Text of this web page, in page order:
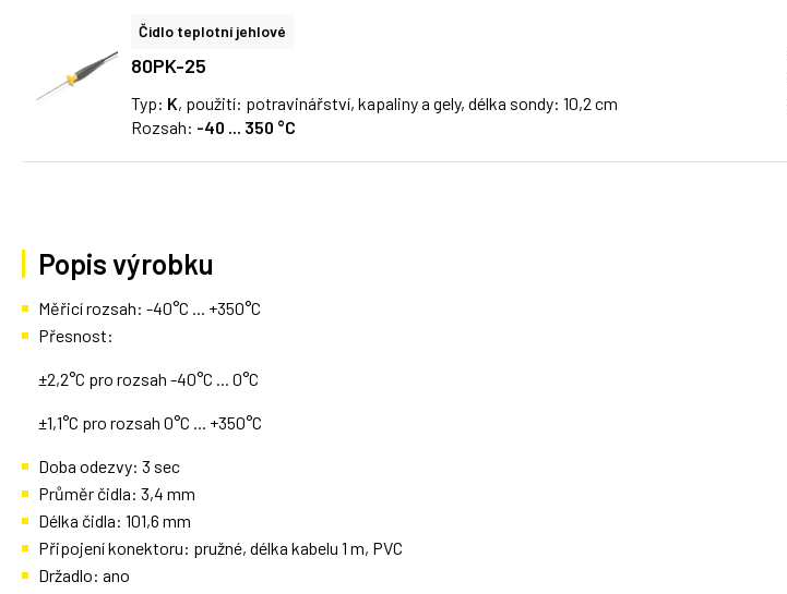
Čidlo teplotní jehlové
80PK-25
Typ: K, použití: potravinářství, kapaliny a gely, délka sondy: 10,2 cm
Rozsah: -40 ... 350 °C
Popis výrobku
Měřicí rozsah: -40°C ... +350°C
Přesnost:
±2,2°C pro rozsah -40°C ... 0°C
±1,1°C pro rozsah 0°C ... +350°C
Doba odezvy: 3 sec
Průměr čidla: 3,4 mm
Délka čidla: 101,6 mm
Připojení konektoru: pružné, délka kabelu 1 m, PVC
Držadlo: ano